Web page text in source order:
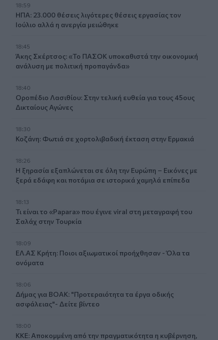
18:59
ΗΠΑ: 23.000 θέσεις λιγότερες θέσεις εργασίας τον
Ιούλιο αλλά η ανεργία μειώθηκε
18:45
Άκης Σκέρτσος: «Το ΠΑΣΟΚ υποκαθιστά την οικονομική
ανάλυση με πολιτική προπαγάνδα»
18:40
Οροπέδιο Λασιθίου: Στην τελική ευθεία για τους 45ους
Δικταίους Αγώνες
18:30
Κοζάνη: Φωτιά σε χορτολιβαδική έκταση στην Ερμακιά
18:26
Η ξηρασία εξαπλώνεται σε όλη την Ευρώπη – Εικόνες με
ξερά εδάφη και ποτάμια σε ιστορικά χαμηλά επίπεδα
18:13
Τι είναι το «Papara» που έγινε viral στη μεταγραφή του
Σαλάχ στην Τουρκία
18:09
ΕΛ.ΑΣ Κρήτη: Ποιοι αξιωματικοί προήχθησαν - Όλα τα
ονόματα
18:06
Δήμας για ΒΟΑΚ: "Προτεραιότητα τα έργα οδικής
ασφάλειας"- Δείτε βίντεο
18:00
ΚΚΕ: Αποκομμένη από την πραγματικότητα η κυβέρνηση,